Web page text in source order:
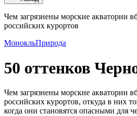
Чем загрязнены морские акватории
российских курортов
МонокльПрирода
50 оттенков
Чем загрязнены морские акватории
российских курортов, откуда в них
когда они становятся опасными для